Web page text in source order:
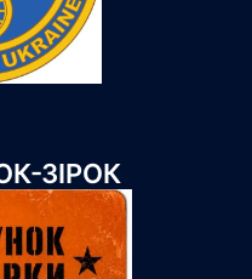
ЗІРОК